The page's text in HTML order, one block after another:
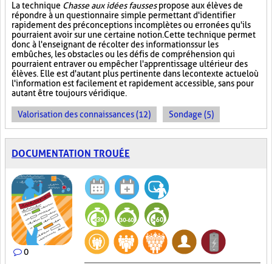
La technique Chasse aux idées faussespropose aux élèves de
répondre à un questionnaire simple permettant d'identifier
rapidement des préconceptions incomplètes ou erronées qu'ils
pourraient avoir sur une certaine notion. Cette technique permet
donc à l'enseignant de récolter des informations sur les
embûches, les obstacles ou les défis de compréhension qui
pourraient entraver ou empêcher l'apprentissage ultérieur des
élèves. Elle est d'autant plus pertinente dans le contexte actuel où
l'information est facilement et rapidement accessible, sans pour
autant être toujours véridique.
Valorisation des connaissances (12) Sondage (5)
DOCUMENTATION TROUÉE
0